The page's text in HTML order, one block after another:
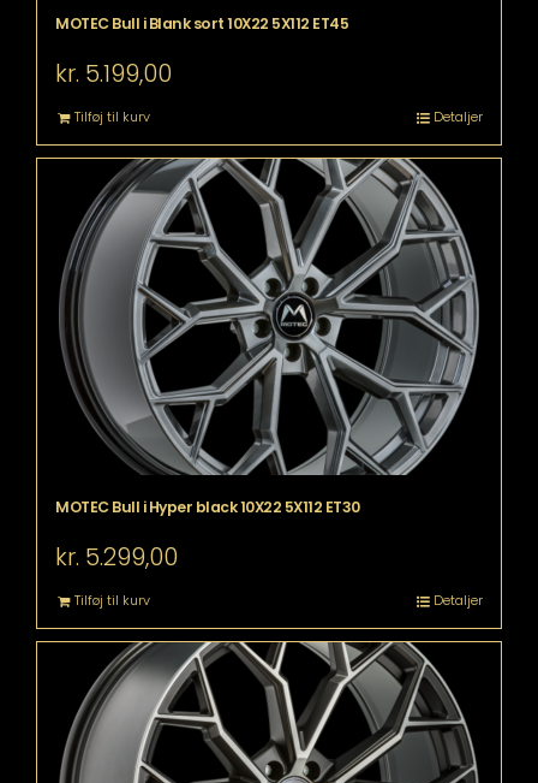
MOTEC Bull i Blank sort 10X22 5X112 ET45
kr. 5.199,00
Tilføj til kurv Detaljer
MOTEC Bull i Hyper black 10X22 5X112 ET30
kr. 5.299,00
Tilføj til kurv Detaljer